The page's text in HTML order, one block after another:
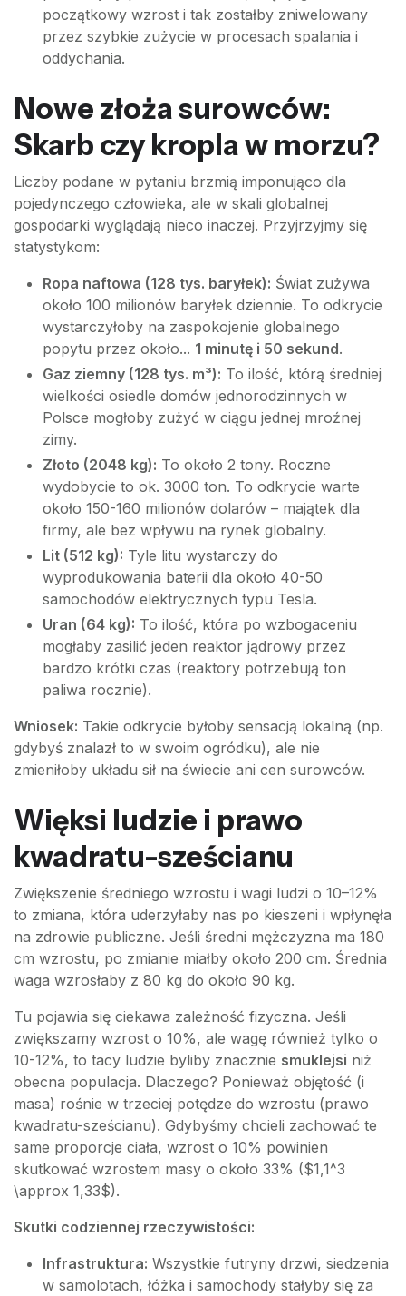
początkowy wzrost i tak zostałby zniwelowany
przez szybkie zużycie w procesach spalania i
oddychania.
Nowe złoża surowców:
Skarb czy kropla w morzu?
Liczby podane w pytaniu brzmią imponująco dla
pojedynczego człowieka, ale w skali globalnej
gospodarki wyglądają nieco inaczej. Przyjrzyjmy się
statystykom:
Ropa naftowa (128 tys. baryłek): Świat zużywa
około 100 milionów baryłek dziennie. To odkrycie
wystarczyłoby na zaspokojenie globalnego
popytu przez około... 1 minutę i 50 sekund.
Gaz ziemny (128 tys. m³): To ilość, którą średniej
wielkości osiedle domów jednorodzinnych w
Polsce mogłoby zużyć w ciągu jednej mroźnej
zimy.
Złoto (2048 kg): To około 2 tony. Roczne
wydobycie to ok. 3000 ton. To odkrycie warte
około 150-160 milionów dolarów – majątek dla
firmy, ale bez wpływu na rynek globalny.
Lit (512 kg): Tyle litu wystarczy do
wyprodukowania baterii dla około 40-50
samochodów elektrycznych typu Tesla.
Uran (64 kg): To ilość, która po wzbogaceniu
mogłaby zasilić jeden reaktor jądrowy przez
bardzo krótki czas (reaktory potrzebują ton
paliwa rocznie).
Wniosek: Takie odkrycie byłoby sensacją lokalną (np.
gdybyś znalazł to w swoim ogródku), ale nie
zmieniłoby układu sił na świecie ani cen surowców.
Więksi ludzie i prawo
kwadratu-sześcianu
Zwiększenie średniego wzrostu i wagi ludzi o 10–12%
to zmiana, która uderzyłaby nas po kieszeni i wpłynęła
na zdrowie publiczne. Jeśli średni mężczyzna ma 180
cm wzrostu, po zmianie miałby około 200 cm. Średnia
waga wzrosłaby z 80 kg do około 90 kg.
Tu pojawia się ciekawa zależność fizyczna. Jeśli
zwiększamy wzrost o 10%, ale wagę również tylko o
10-12%, to tacy ludzie byliby znacznie smuklejsi niż
obecna populacja. Dlaczego? Ponieważ objętość (i
masa) rośnie w trzeciej potędze do wzrostu (prawo
kwadratu-sześcianu). Gdybyśmy chcieli zachować te
same proporcje ciała, wzrost o 10% powinien
skutkować wzrostem masy o około 33% ($1,1^3
\approx 1,33$).
Skutki codziennej rzeczywistości:
Infrastruktura: Wszystkie futryny drzwi, siedzenia
w samolotach, łóżka i samochody stałyby się za